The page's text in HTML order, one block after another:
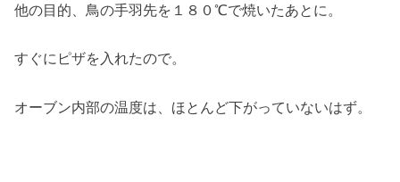
他の目的、鳥の手羽先を１８０℃で焼いたあとに。
すぐにピザを入れたので。
オーブン内部の温度は、ほとんど下がっていないはず。